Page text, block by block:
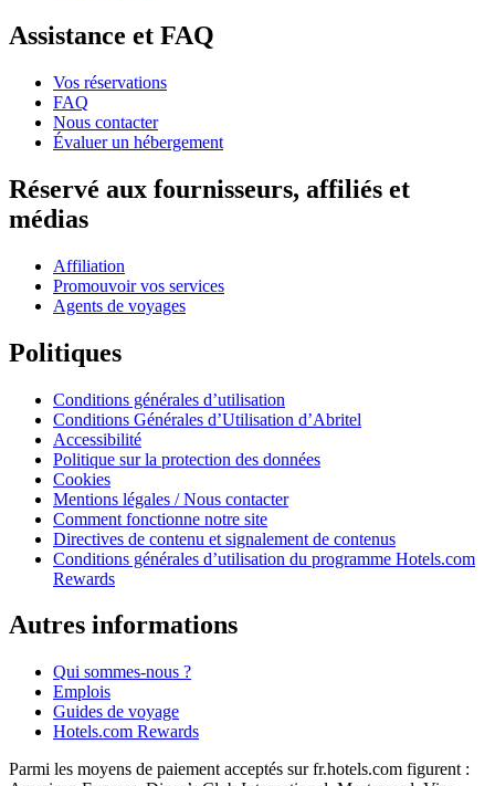
Assistance et FAQ
Vos réservations
FAQ
Nous contacter
Évaluer un hébergement
Réservé aux fournisseurs, affiliés et
médias
Affiliation
Promouvoir vos services
Agents de voyages
Politiques
Conditions générales d’utilisation
Conditions Générales d’Utilisation d’Abritel
Accessibilité
Politique sur la protection des données
Cookies
Mentions légales / Nous contacter
Comment fonctionne notre site
Directives de contenu et signalement de contenus
Conditions générales d’utilisation du programme Hotels.com
Rewards
Autres informations
Qui sommes-nous ?
Emplois
Guides de voyage
Hotels.com Rewards
Parmi les moyens de paiement acceptés sur fr.hotels.com figurent :